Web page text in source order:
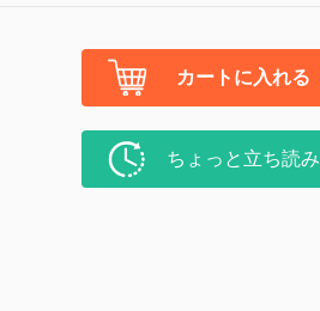
カートに入れる
ちょっと立ち読み